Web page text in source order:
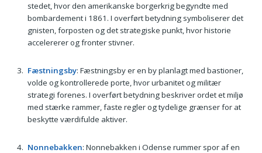
stedet, hvor den amerikanske borgerkrig begyndte med
bombardement i 1861. I overført betydning symboliserer det
gnisten, forposten og det strategiske punkt, hvor historie
accelererer og fronter stivner.
Fæstningsby: Fæstningsby er en by planlagt med bastioner,
volde og kontrollerede porte, hvor urbanitet og militær
strategi forenes. I overført betydning beskriver ordet et miljø
med stærke rammer, faste regler og tydelige grænser for at
beskytte værdifulde aktiver.
Nonnebakken: Nonnebakken i Odense rummer spor af en